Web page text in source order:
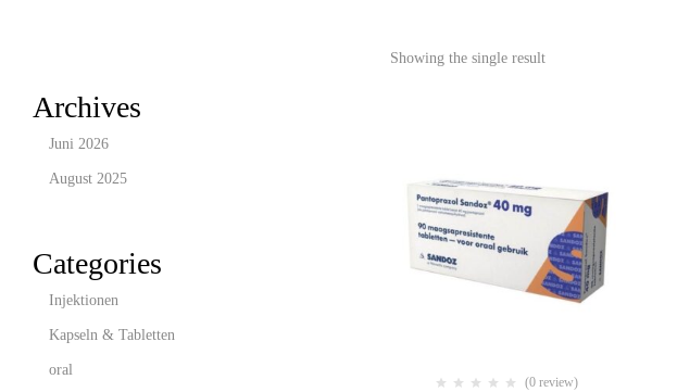
Archives
Juni 2026
August 2025
Categories
Injektionen
Kapseln & Tabletten
oral
Showing the single result
(0 review)